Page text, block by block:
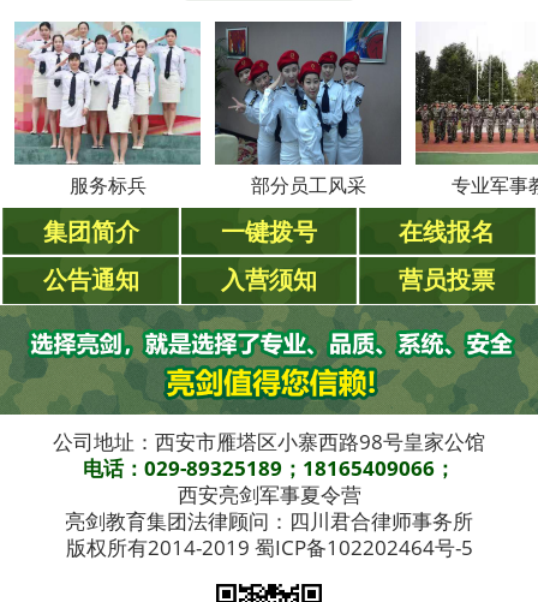
服务标兵 部分员工风采 专业军事
集团简介 一键拨号
在线报名
公告通知
入营须知 营员投票
公司地址：西安市雁塔区小寨西路98号皇家公馆
电话：029-89325189；18165409066；
西安亮剑军事夏令营
亮剑教育集团法律顾问：四川君合律师事务所
版权所有2014-2019 蜀ICP备102202464号-5